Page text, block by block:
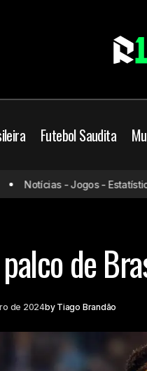
Futebol Saudita
Seleção
Notícias - Jogos - Estatísticas
de
de 2024by Tiago Brandão